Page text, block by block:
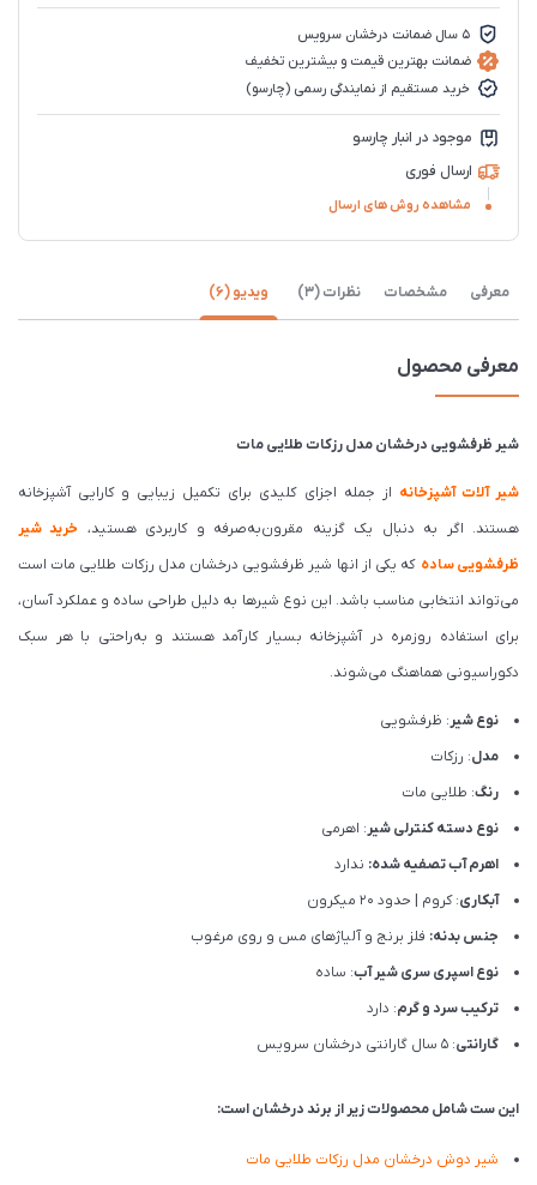
5 سال ضمانت درخشان سرویس
ضمانت بهترین قیمت و بیشترین تخفیف
خرید مستقیم از نمایندگی رسمی (چارسو)
موجود در انبار چارسو
ارسال فوری
مشاهده روش های ارسال
معرفی مشخصات نظرات (3) ویدیو (6)
معرفی محصول
شیر ظرفشویی درخشان مدل رزکات طلایی مات
شیر آلات آشپزخانه از جمله اجزای کلیدی برای تکمیل زیبایی و کارایی آشپزخانه
هستند. اگر به دنبال یک گزینه مقرون‌به‌صرفه و کاربردی هستید، خرید شیر
ظرفشویی ساده که یکی از انها شیر ظرفشویی درخشان مدل رزکات طلایی مات است
می‌تواند انتخابی مناسب باشد. این نوع شیرها به دلیل طراحی ساده و عملکرد آسان،
برای استفاده روزمره در آشپزخانه بسیار کارآمد هستند و به‌راحتی با هر سبک
دکوراسیونی هماهنگ می‌شوند.
نوع شیر: ظرفشویی
مدل: رزکات
رنگ: طلایی مات
نوع دسته کنترلی شیر: اهرمی
اهرم آب تصفیه شده: ندارد
آبکاری: کروم | حدود 20 میکرون
جنس بدنه: فلز برنج و آلیاژهای مس و روی مرغوب
نوع اسپری سری شیر آب: ساده
ترکیب سرد و گرم: دارد
گارانتی: 5 سال گارانتی درخشان سرویس
این ست شامل محصولات زیر از برند درخشان است:
شیر دوش درخشان مدل رزکات طلایی مات